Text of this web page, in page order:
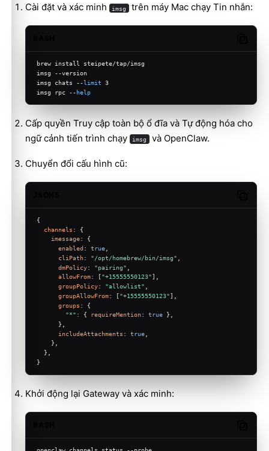
Cài đặt và xác minh imsg trên máy Mac chạy Tin nhắn:
brew install steipete/tap/imsg
imsg --version
imsg chats --limit 3
imsg rpc --help
Cấp quyền Truy cập toàn bộ ổ đĩa và Tự động hóa cho
ngữ cảnh tiến trình chạy
imsg và OpenClaw.
Chuyển đổi cấu hình cũ:
{
channels : {
imessage: {
enabled : true,
cliPath: "/opt/homebrew/bin/imsg"
dmPolicy: "pairing"
allowFrom: ["+15555550123"],
groupPolicy: "allowlist"
groupAllowFrom: ["+15555550123"],
groups : {
"*" : { requireMention: true },
      },
includeAttachments : true,
    },
  },
}
Khởi động lại Gateway và xác minh:
openclaw channels status --probe